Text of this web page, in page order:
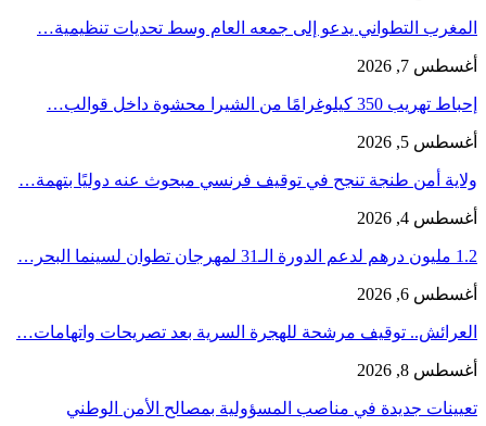
المغرب التطواني يدعو إلى جمعه العام وسط تحديات تنظيمية…
أغسطس 7, 2026
إحباط تهريب 350 كيلوغرامًا من الشيرا محشوة داخل قوالب…
أغسطس 5, 2026
ولاية أمن طنجة تنجح في توقيف فرنسي مبحوث عنه دوليًا بتهمة…
أغسطس 4, 2026
1.2 مليون درهم لدعم الدورة الـ31 لمهرجان تطوان لسينما البحر…
أغسطس 6, 2026
العرائش.. توقيف مرشحة للهجرة السرية بعد تصريحات واتهامات…
أغسطس 8, 2026
تعيينات جديدة في مناصب المسؤولية بمصالح الأمن الوطني